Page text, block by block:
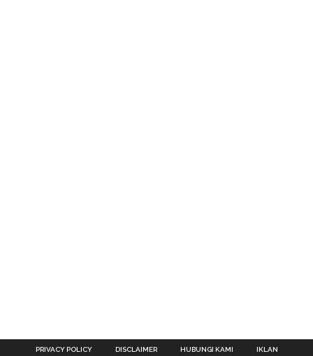
PRIVACY POLICY DISCLAIMER HUBUNGI KAMI IKLAN